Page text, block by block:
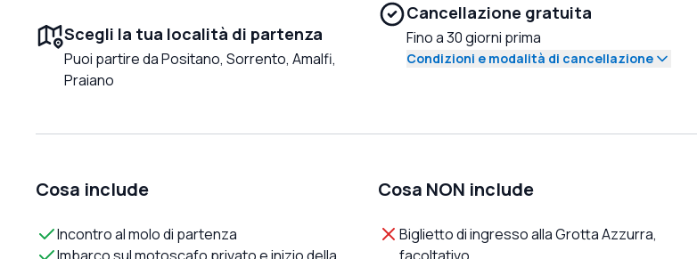
Scegli la tua località di partenza
Puoi partire da Positano, Sorrento, Amalfi,
Praiano
Cancellazione gratuita
Fino a 30 giorni prima
Condizioni e modalità di cancellazione
Cosa include
Incontro al molo di partenza
Cosa NON include
Biglietto di ingresso alla Grotta Azzurra,